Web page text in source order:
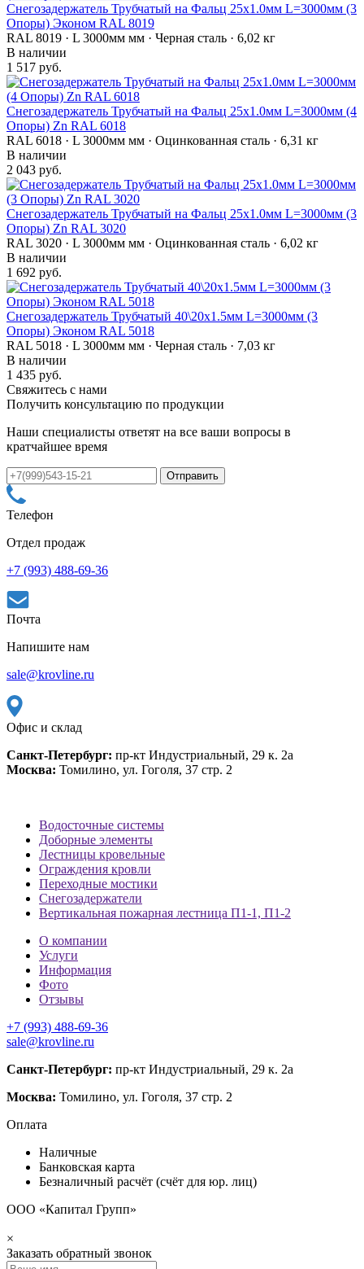
Снегозадержатель Трубчатый на Фальц 25х1.0мм L=3000мм (3
Опоры) Эконом RAL 8019
RAL 8019 · L 3000мм мм · Черная сталь · 6,02 кг
В наличии
1 517 руб.
Снегозадержатель Трубчатый на Фальц 25х1.0мм L=3000мм (4
Опоры) Zn RAL 6018
RAL 6018 · L 3000мм мм · Оцинкованная сталь · 6,31 кг
В наличии
2 043 руб.
Снегозадержатель Трубчатый на Фальц 25х1.0мм L=3000мм (3
Опоры) Zn RAL 3020
RAL 3020 · L 3000мм мм · Оцинкованная сталь · 6,02 кг
В наличии
1 692 руб.
Снегозадержатель Трубчатый 40\20х1.5мм L=3000мм (3
Опоры) Эконом RAL 5018
RAL 5018 · L 3000мм мм · Черная сталь · 7,03 кг
В наличии
1 435 руб.
Свяжитесь с нами
Получить консультацию по продукции
Наши специалисты ответят на все ваши вопросы в
кратчайшее время
Телефон
Отдел продаж
+7 (993) 488-69-36
Почта
Напишите нам
sale@krovline.ru
Офис и склад
Санкт-Петербург: пр-кт Индустриальный, 29 к. 2а
Москва: Томилино, ул. Гоголя, 37 стр. 2
Водосточные системы
Доборные элементы
Лестницы кровельные
Ограждения кровли
Переходные мостики
Снегозадержатели
Вертикальная пожарная лестница П1-1, П1-2
О компании
Услуги
Информация
Фото
Отзывы
+7 (993) 488-69-36
sale@krovline.ru
Санкт-Петербург: пр-кт Индустриальный, 29 к. 2а
Москва: Томилино, ул. Гоголя, 37 стр. 2
Оплата
Наличные
Банковская карта
Безналичный расчёт (счёт для юр. лиц)
ООО «Капитал Групп»
×
Заказать обратный звонок